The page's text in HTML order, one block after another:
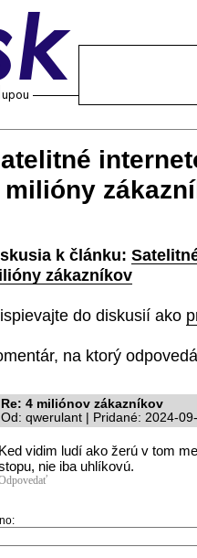
milióny
k článku:
zákazníkov
do diskusií ako
na ktorý
Re: 4 miliónov zákazníkov
Od: qwerulant | Pridané: 2024-
Ked vidim ludí ako žerú v tom
nie iba uhlíkovú.